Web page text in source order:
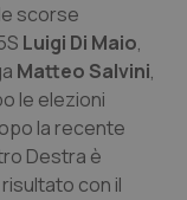
scorse
Luigi Di Maio,
Matteo Salvini,
le elezioni
la recente
Destra è
con il